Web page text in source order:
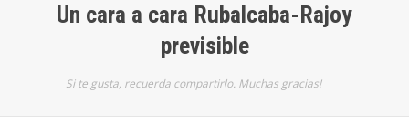
Un cara a cara Rubalcaba-Rajoy
previsible
Si te gusta, recuerda compartirlo. Muchas gracias!